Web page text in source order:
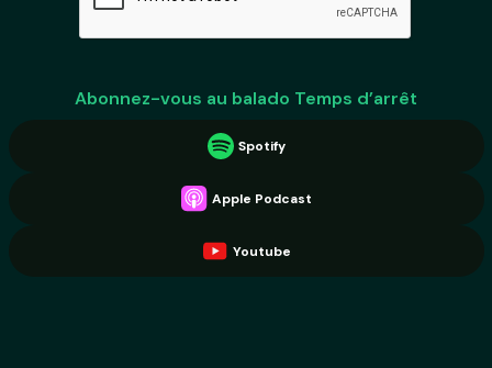
Abonnez-vous au balado Temps d’arrêt
Spotify
Apple Podcast
Youtube